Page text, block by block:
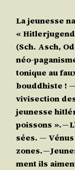
La jeu­nesse
«
(Sch. Asch,
néo-
to­nique au
boud­dhiste !
vivi­sec­tion
jeu­nesse
pois­sons ». —
sées. ―
zones. —
ment ils